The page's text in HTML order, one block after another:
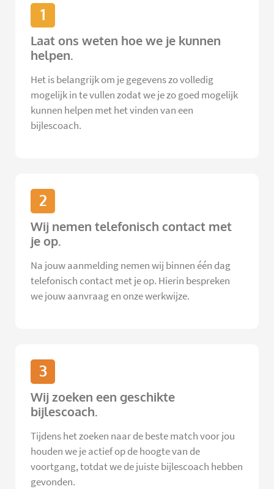
1
Laat ons weten hoe we je kunnen
helpen.
Het is belangrijk om je gegevens zo volledig
mogelijk in te vullen zodat we je zo goed mogelijk
kunnen helpen met het vinden van een
bijlescoach.
2
Wij nemen telefonisch contact met
je op.
Na jouw aanmelding nemen wij binnen één dag
telefonisch contact met je op. Hierin bespreken
we jouw aanvraag en onze werkwijze.
3
Wij zoeken een geschikte
bijlescoach.
Tijdens het zoeken naar de beste match voor jou
houden we je actief op de hoogte van de
voortgang, totdat we de juiste bijlescoach hebben
gevonden.